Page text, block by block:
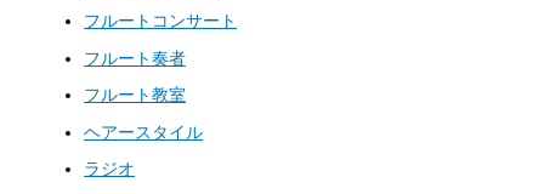
フルートコンサート
フルート奏者
フルート教室
ヘアースタイル
ラジオ